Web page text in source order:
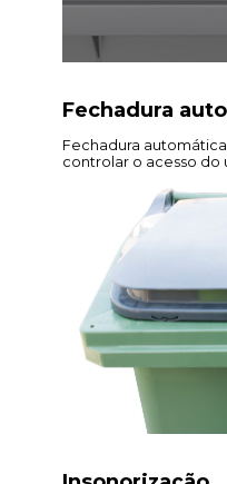
Fechadura
Fechadura
controlar o acesso do